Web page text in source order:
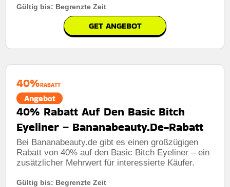
Gültig bis: Begrenzte Zeit
GET ANGEBOT
40%RABATT
Angebot
40% Rabatt Auf Den Basic Bitch
Eyeliner – Bananabeauty.De-Rabatt
Bei Bananabeauty.de gibt es einen großzügigen
Rabatt von 40% auf den Basic Bitch Eyeliner – ein
zusätzlicher Mehrwert für interessierte Käufer.
Gültig bis: Begrenzte Zeit